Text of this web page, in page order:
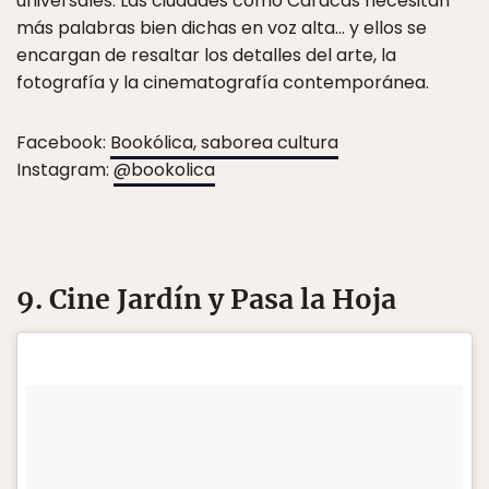
más palabras bien dichas en voz alta… y ellos se
encargan de resaltar los detalles del arte, la
fotografía y la cinematografía contemporánea.
Facebook: Bookólica, saborea cultura
Instagram: @bookolica
9. Cine Jardín y Pasa la Hoja